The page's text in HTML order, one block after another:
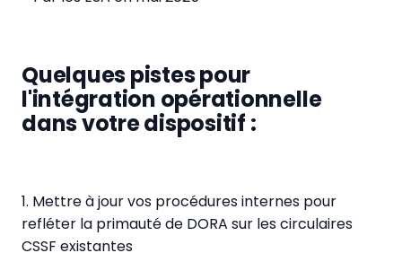
Quelques pistes pour
l'intégration opérationnelle
dans votre dispositif :
1. Mettre à jour vos procédures internes pour
refléter la primauté de DORA sur les circulaires
CSSF existantes